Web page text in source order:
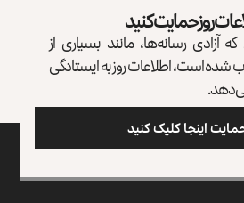
روز حمایت کنید
آزادی رسانه‌ها، مانند بسیاری از
شده است، اطلاعات روز به ایستادگی
اینجا کلیک کنید